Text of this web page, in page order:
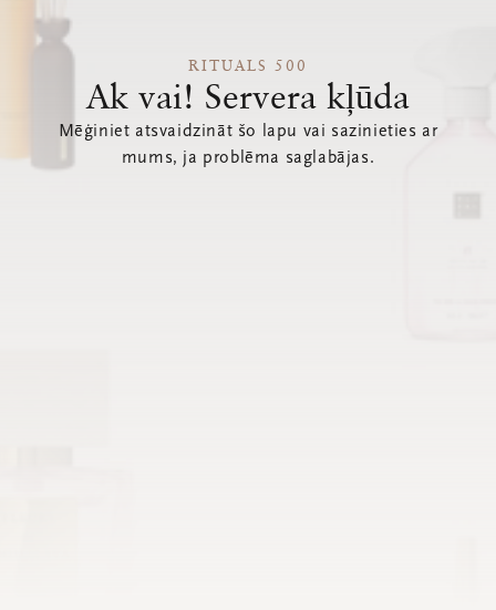
RITUALS 500
Ak vai! Servera kļūda
Mēģiniet atsvaidzināt šo lapu vai sazinieties ar
mums, ja problēma saglabājas.